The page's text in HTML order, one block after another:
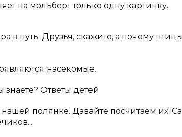
на мольберт только одну картинку.
в путь. Друзья, скажите, а почему
насекомые.
Ответы детей
полянке. Давайте посчитаем их.